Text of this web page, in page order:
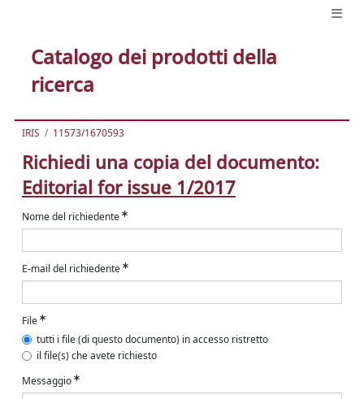
Catalogo dei prodotti della
ricerca
IRIS 11573/1670593
Richiedi una copia del documento:
Editorial for issue 1/2017
Nome del richiedente
E-mail del richiedente
File
tutti i file (di questo documento) in accesso ristretto
il file(s) che avete richiesto
Messaggio